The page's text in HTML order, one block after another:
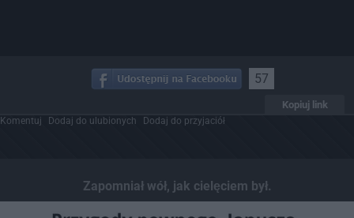
57
Kopiuj link
Komentuj Dodaj do ulubionych Dodaj do przyjaciół
Zapomniał wół, jak cielęciem był.